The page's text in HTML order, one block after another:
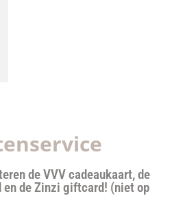
de VVV cadeaukaart, de
en de Zinzi giftcard! (niet op